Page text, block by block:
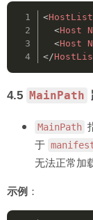
<HostList
<Host
<Host
</
4.5 MainPath
MainPath
于
无法正常加
示例 ：